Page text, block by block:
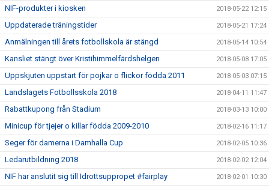
NIF-produkter i kiosken 2018-05-22 12:15
Uppdaterade träningstider 2018-05-21 17:24
Anmälningen till årets fotbollskola är stängd 2018-05-14 10:54
Kansliet stängt över Kristihimmelfärdshelgen 2018-05-08 17:05
Uppskjuten uppstart för pojkar o flickor födda 2011 2018-05-03 07:15
Landslagets Fotbollsskola 2018 2018-04-11 11:47
Rabattkupong från Stadium 2018-03-13 10:00
Minicup för tjejer o killar födda 2009-2010 2018-02-16 11:17
Seger för damerna i Damhalla Cup 2018-02-05 10:36
Ledarutbildning 2018 2018-02-02 12:04
NIF har anslutit sig till Idrottsuppropet #fairplay 2018-02-01 10:30